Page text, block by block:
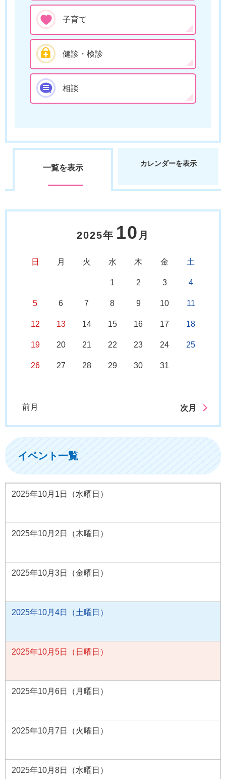
子育て
健診・検診
相談
一覧を表示 カレンダーを表示
2025年 10 月
日 月 火 水 木 金 土
1 2 3 4
5 6 7 8 9 10 11
12 13 14 15 16 17 18
19 20 21 22 23 24 25
26 27 28 29 30 31
前月 次月
イベント一覧
2025年10月1日（水曜日）
2025年10月2日（木曜日）
2025年10月3日（金曜日）
2025年10月4日（土曜日）
2025年10月5日（日曜日）
2025年10月6日（月曜日）
2025年10月7日（火曜日）
2025年10月8日（水曜日）